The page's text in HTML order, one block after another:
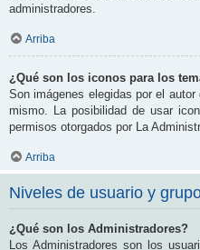
administradores.
Arriba
¿Qué son los iconos para los
Son imágenes elegidas por el
mismo. La posibilidad de usar
permisos otorgados por La
Arriba
Niveles de usuario y
¿Qué son los Administradores?
Los Administradores son los